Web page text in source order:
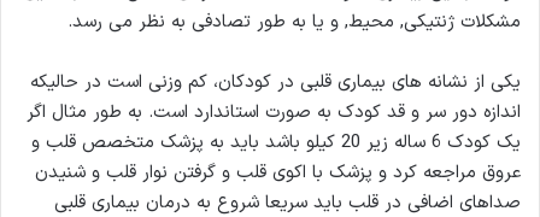
مشکلات ژنتیکی, محیط, و یا به طور تصادفی به نظر می رسد.
یکی از نشانه های بیماری قلبی در کودکان، کم وزنی است در حالیکه
اندازه دور سر و قد کودک به صورت استاندارد است. به طور مثال اگر
یک کودک 6 ساله زیر 20 کیلو باشد باید به پزشک متخصص قلب و
عروق مراجعه کرد و پزشک با اکوی قلب و گرفتن نوار قلب و شنیدن
صداهای اضافی در قلب باید سریعا شروع به درمان بیماری قلبی